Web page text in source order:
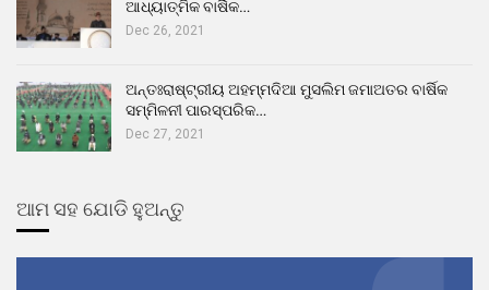
ଆଧ୍ୟାତ୍ମିକ ବାର୍ଷିକ…
Dec 26, 2021
ଅନ୍ତଃରାଷ୍ଟ୍ରୀୟ ଅହମ୍ମଦିଆ ମୁସଲିମ ଜମାଅତର ବାର୍ଷିକ
ସମ୍ମିଳନୀ ପାରସ୍ପରିକ…
Dec 27, 2021
ଆମ ସହ ଯୋଡି ହୁଅନ୍ତୁ